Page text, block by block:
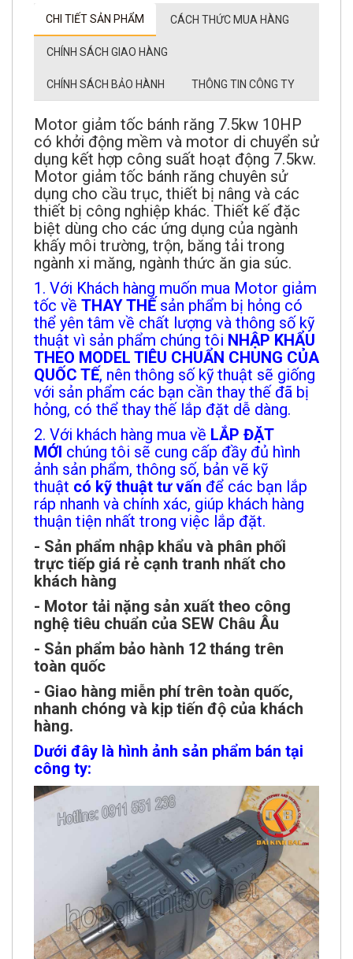
CHI TIẾT SẢN PHẨM CÁCH THỨC MUA HÀNG
CHÍNH SÁCH GIAO HÀNG
CHÍNH SÁCH BẢO HÀNH THÔNG TIN CÔNG TY
Motor giảm tốc bánh răng 7.5kw 10HP
có khởi động mềm và motor di chuyển sử
dụng kết hợp công suất hoạt động 7.5kw.
Motor giảm tốc bánh răng chuyên sử
dụng cho cầu trục, thiết bị nâng và các
thiết bị công nghiệp khác. Thiết kế đặc
biệt dùng cho các ứng dụng của ngành
khấy môi trường, trộn, băng tải trong
ngành xi măng, ngành thức ăn gia súc.
1. Với Khách hàng muốn mua Motor giảm
tốc về THAY THẾ sản phẩm bị hỏng có
thể yên tâm về chất lượng và thông số kỹ
thuật vì sản phẩm chúng tôi NHẬP KHẨU
THEO MODEL TIÊU CHUẨN CHUNG CỦA
QUỐC TẾ, nên thông số kỹ thuật sẽ giống
với sản phẩm các bạn cần thay thế đã bị
hỏng, có thể thay thế lắp đặt dễ dàng.
2. Với khách hàng mua về LẮP ĐẶT
MỚI chúng tôi sẽ cung cấp đầy đủ hình
ảnh sản phẩm, thông số, bản vẽ kỹ
thuật có kỹ thuật tư vấn để các bạn lắp
ráp nhanh và chính xác, giúp khách hàng
thuận tiện nhất trong việc lắp đặt.
- Sản phẩm nhập khẩu và phân phối
trực tiếp giá rẻ cạnh tranh nhất cho
khách hàng
- Motor tải nặng sản xuất theo công
nghệ tiêu chuẩn của SEW Châu Âu
- Sản phẩm bảo hành 12 tháng trên
toàn quốc
- Giao hàng miễn phí trên toàn quốc,
nhanh chóng và kịp tiến độ của khách
hàng.
Dưới đây là hình ảnh sản phẩm bán tại
công ty: